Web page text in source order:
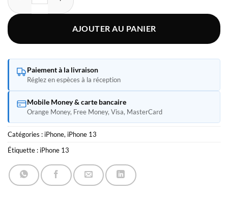
AJOUTER AU PANIER
Paiement à la livraison
Réglez en espèces à la réception
Mobile Money & carte bancaire
Orange Money, Free Money, Visa, MasterCard
Catégories : iPhone, iPhone 13
Étiquette : iPhone 13